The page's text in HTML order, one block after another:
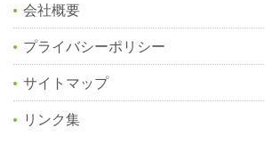
会社概要
プライバシーポリシー
サイトマップ
リンク集